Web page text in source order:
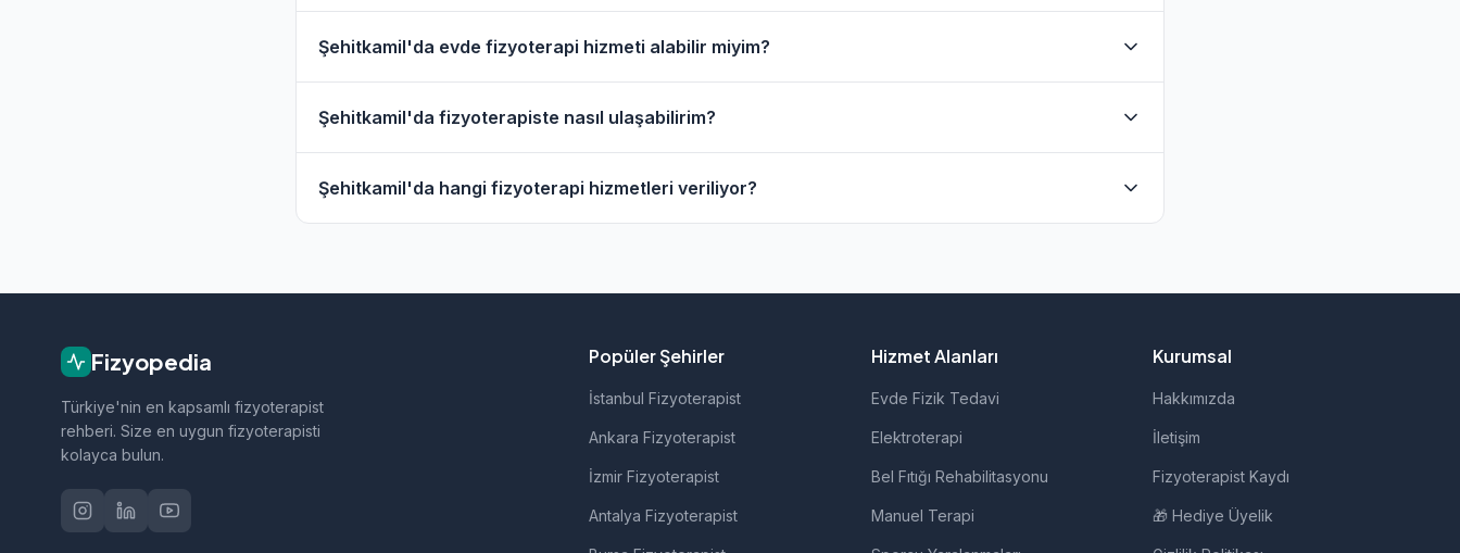
Şehitkamil'da evde fizyoterapi hizmeti alabilir miyim?
hizmet filtresini kullanarak bu fizyoterapistleri bulabilirsiniz.
Şehitkamil'da fizyoterapiste nasıl ulaşabilirim?
geçebilirsiniz.
Şehitkamil'da hangi fizyoterapi hizmetleri veriliyor?
Fizyopedia
Türkiye'nin en kapsamlı fizyoterapist
rehberi. Size en uygun fizyoterapisti
kolayca bulun.
Popüler Şehirler
İstanbul Fizyoterapist
Ankara Fizyoterapist
İzmir Fizyoterapist
Antalya Fizyoterapist
Hizmet Alanları
Evde Fizik Tedavi
Elektroterapi
Bel Fıtığı Rehabilitasyonu
Manuel Terapi
Kurumsal
Hakkımızda
İletişim
Fizyoterapist Kaydı
🎁 Hediye Üyelik